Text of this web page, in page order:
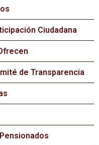
Ciudadana
de Transparencia